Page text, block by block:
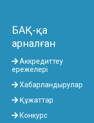
БАҚ-қа
арналған
Аккредиттеу
ережелері
Хабарландырулар
Құжаттар
Конкурс